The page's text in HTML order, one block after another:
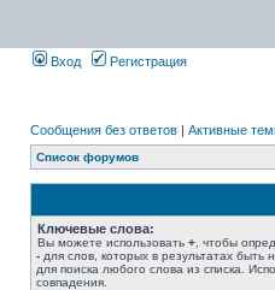
Вход Регистрация
Сообщения без ответов | Активные
Список форумов
Ключевые слова:
Вы можете использовать + , чтобы
- для слов, которых в результатах
для поиска любого слова из списка.
совпадения.